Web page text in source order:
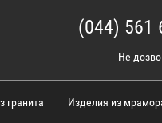
(044) 561
Не
гранита Изделия из